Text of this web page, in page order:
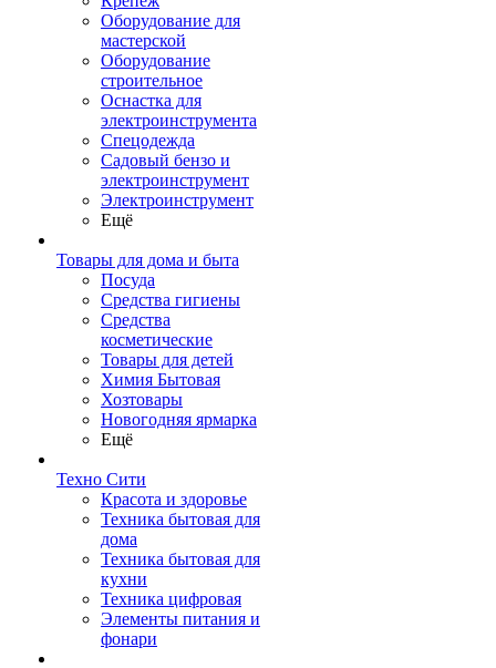
Оборудование для
мастерской
Оборудование
строительное
Оснастка для
электроинструмента
Спецодежда
Садовый бензо и
электроинструмент
Электроинструмент
Ещё
Товары для дома и быта
Посуда
Средства гигиены
Средства
косметические
Товары для детей
Химия Бытовая
Хозтовары
Новогодняя ярмарка
Ещё
Техно Сити
Красота и здоровье
Техника бытовая для
дома
Техника бытовая для
кухни
Техника цифровая
Элементы питания и
фонари